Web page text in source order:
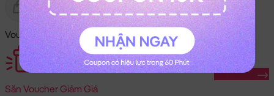
Gửi Tặng Hết Hàng
Voucher Mã Khuyến Mãi:
Săn Voucher Giảm Giá
Săn Ngay